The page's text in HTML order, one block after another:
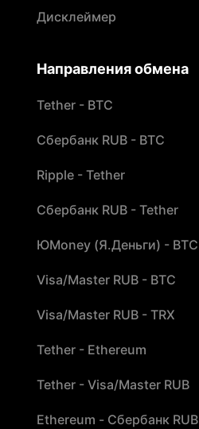
Дисклеймер
Направления обмена
Tether - BTC
Сбербанк RUB - BTC
Ripple - Tether
Сбербанк RUB - Tether
ЮMoney (Я.Деньги) - BTC
Visa/Master RUB - BTC
Visa/Master RUB - TRX
Tether - Ethereum
Tether - Visa/Master RUB
Ethereum - Сбербанк RUB